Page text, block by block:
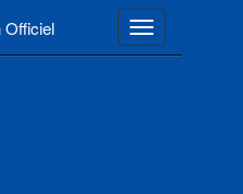
Officiel Toggle